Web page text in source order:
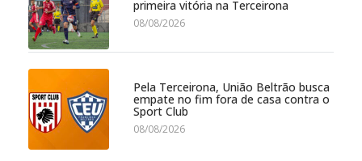
primeira vitória na Terceirona
08/08/2026
Pela Terceirona, União Beltrão busca
empate no fim fora de casa contra o
Sport Club
08/08/2026